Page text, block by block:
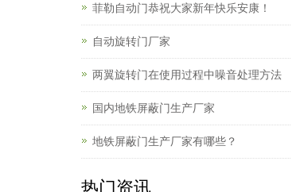
菲勒自动门恭祝大家新年快乐安康！
自动旋转门厂家
两翼旋转门在使用过程中噪音处理方法
国内地铁屏蔽门生产厂家
地铁屏蔽门生产厂家有哪些？
热门资讯